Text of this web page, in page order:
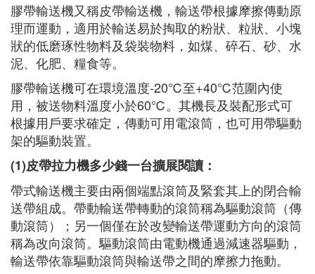
膠帶輸送機又稱皮帶輸送機，輸送帶根據摩擦傳動原
理而運動，適用於輸送易於掏取的粉狀、粒狀、小塊
狀的低磨琢性物料及袋裝物料，如煤、碎石、砂、水
泥、化肥、糧食等。
膠帶輸送機可在環境溫度-20℃至+40℃范圍內使
用，被送物料溫度小於60℃。其機長及裝配形式可
根據用戶要求確定，傳動可用電滾筒，也可用帶驅動
架的驅動裝置。
(1)皮帶拉力機多少錢一台擴展閱讀：
帶式輸送機主要由兩個端點滾筒及緊套其上的閉合輸
送帶組成。帶動輸送帶轉動的滾筒稱為驅動滾筒（傳
動滾筒）；另一個僅在於改變輸送帶運動方向的滾筒
稱為改向滾筒。驅動滾筒由電動機通過減速器驅動，
輸送帶依靠驅動滾筒與輸送帶之間的摩擦力拖動。